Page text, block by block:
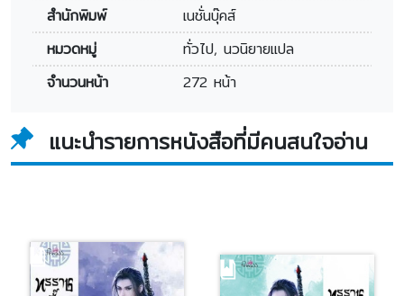
สำนักพิมพ์
เนชั่นบุ๊คส์
หมวดหมู่
ทั่วไป, นวนิยายแปล
จำนวนหน้า
272 หน้า
แนะนำรายการหนังสือที่มีคนสนใจอ่าน